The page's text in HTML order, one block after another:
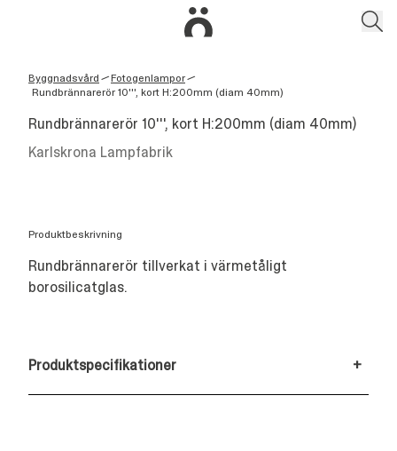
Byggnadsvård /Fotogenlampor/
Rundbrännarerör 10''', kort H:200mm (diam 40mm)
Rundbrännarerör 10''', kort H:200mm (diam 40mm)
Karlskrona Lampfabrik
Produktbeskrivning
Rundbrännarerör tillverkat i värmetåligt
borosilicatglas.
Produktspecifikationer +